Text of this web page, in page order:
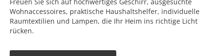
Wohnaccessoires, praktische Haushaltshelfer, individuelle
Raumtextilien und Lampen, die Ihr Heim ins richtige Licht
rücken.